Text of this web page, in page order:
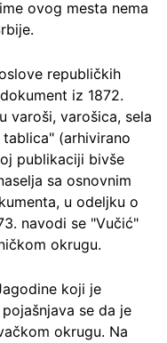
ovog mesta nema
republičkih
iz 1872.
varoši, varošica, sela
(arhivirano
publikaciji bivše
sa osnovnim
u odeljku o
navodi se "Vučić"
okrugu.
koji je
se da je
okrugu. Na